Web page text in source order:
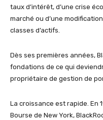
taux d’intérêt, d’une crise
marché ou d’une
classes d’actifs.
Dès ses premières années,
fondations de ce qui
propriétaire de gestion de
La croissance est rapide. En
Bourse de New York,